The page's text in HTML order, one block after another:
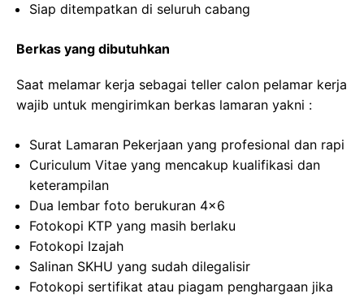
Siap ditempatkan di seluruh cabang
Berkas yang dibutuhkan
Saat melamar kerja sebagai teller calon pelamar kerja
wajib untuk mengirimkan berkas lamaran yakni :
Surat Lamaran Pekerjaan yang profesional dan rapi
Curiculum Vitae yang mencakup kualifikasi dan
keterampilan
Dua lembar foto berukuran 4×6
Fotokopi KTP yang masih berlaku
Fotokopi Izajah
Salinan SKHU yang sudah dilegalisir
Fotokopi sertifikat atau piagam penghargaan jika